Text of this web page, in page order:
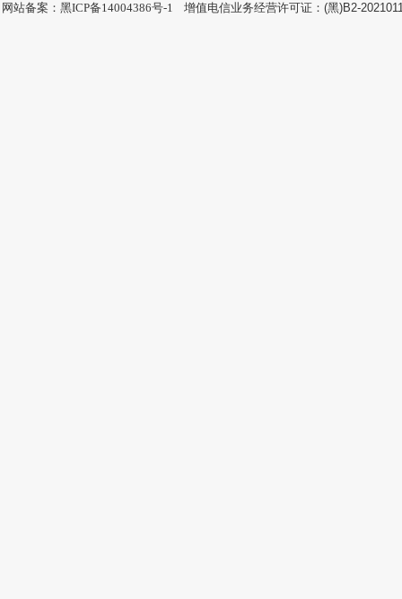
网站备案：黑ICP备14004386号-1 增值电信业务经营许可证：(黑)B2-